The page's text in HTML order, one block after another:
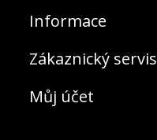
Informace
Zákaznický servis
Můj účet